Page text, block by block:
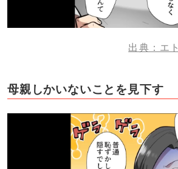
出典：エ
母親しかいないことを見下す